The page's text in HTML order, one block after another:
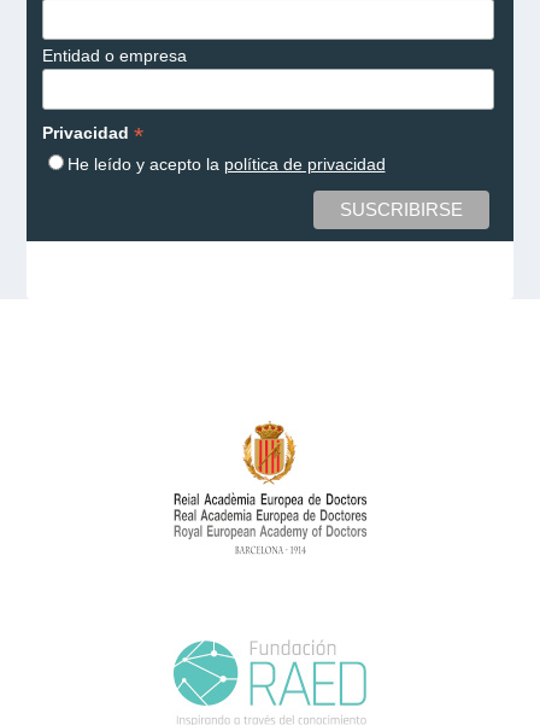
Entidad o empresa
Privacidad *
He leído y acepto la política de privacidad